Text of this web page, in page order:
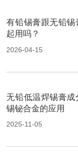
有铅锡膏跟无铅锡
起用吗？
2026-04-15
无铅低温焊锡膏成
锡铋合金的应用
2025-11-05